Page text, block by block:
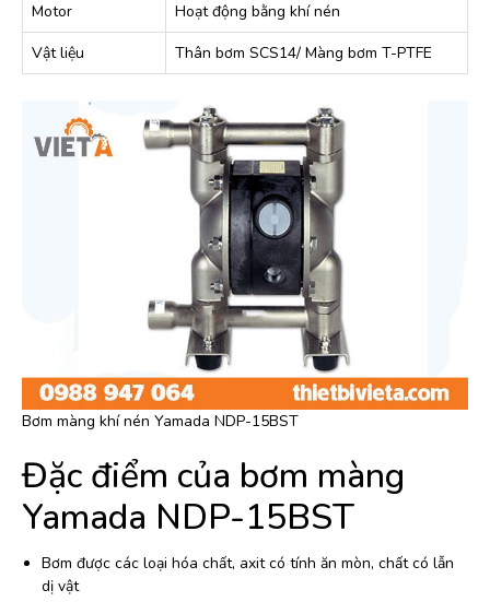
Motor
Hoạt động bằng khí nén
Vật liệu
Thân bơm SCS14/ Màng bơm T-PTFE
Bơm màng khí nén Yamada NDP-15BST
Đặc điểm của bơm màng
Yamada NDP-15BST
Bơm được các loại hóa chất, axit có tính ăn mòn, chất có lẫn
dị vật